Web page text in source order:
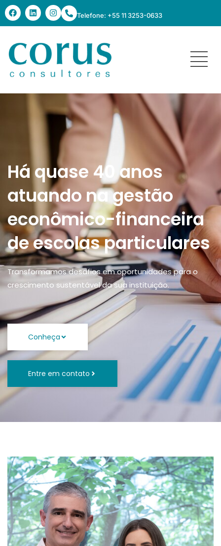
Telefone: +55 11 3253-0633
Há quase 40 anos
atuando na gestão
econômico-financeira
de escolas particulares
Transformamos desafios em oportunidades para o
crescimento sustentável da sua instituição.
Conheça
Entre em contato